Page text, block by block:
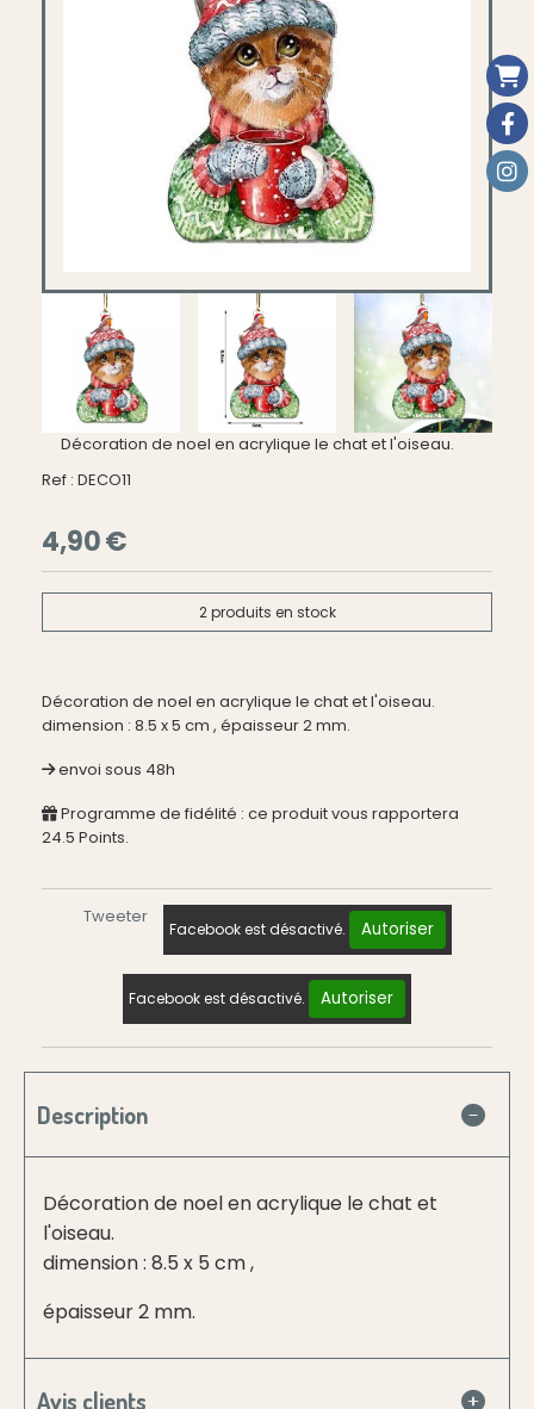
Décoration de noel en acrylique le chat et l'oiseau.
Ref : DECO11
4,90€
2produits en stock
Décoration de noel en acrylique le chat et l'oiseau.
dimension : 8.5 x 5 cm , épaisseur 2 mm.
envoi sous 48h
Programme de fidélité : ce produit vous rapportera
24.5 Points.
Tweeter
Facebook est désactivé. Autoriser
Facebook est désactivé. Autoriser
Description
Décoration de noel en acrylique le chat et
l'oiseau.
dimension : 8.5 x 5 cm ,
épaisseur 2 mm.
Avis clients